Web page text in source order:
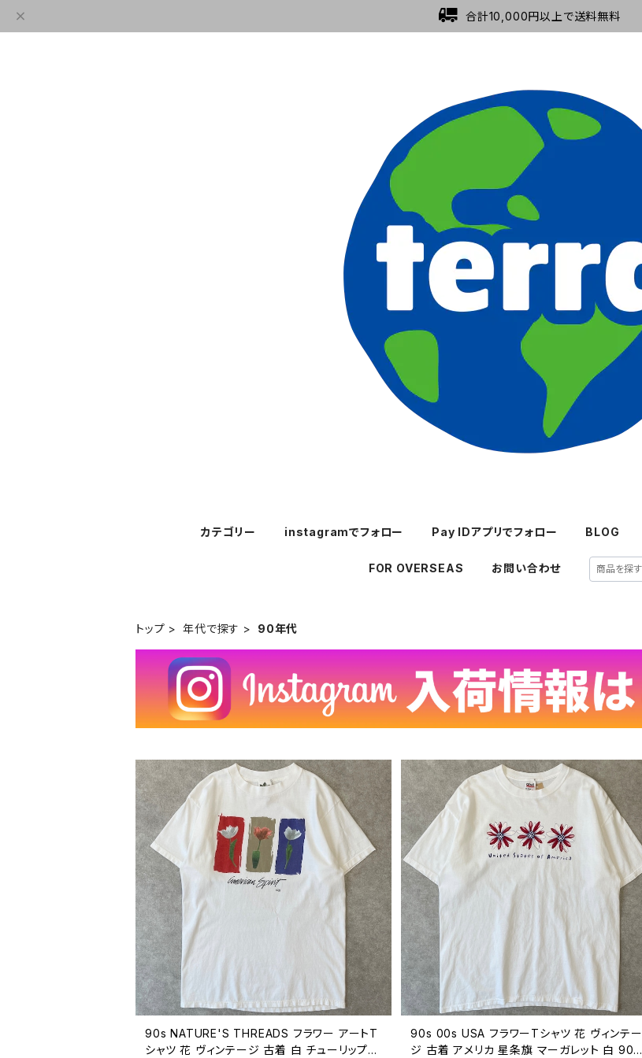
合計10,000円以上で送料無料
カテゴリー instagramでフォロー Pay IDアプリでフォロー BLOG
FOR OVERSEAS お問い合わせ
トップ 年代で探す 90年代
90s NATURE'S THREADS フラワー アートT
シャツ 花 ヴィンテージ 古着 白 チューリップ
90s 00s USA フラワーTシャツ 花 ヴィンテー
ジ 古着 アメリカ 星条旗 マーガレット 白 90年